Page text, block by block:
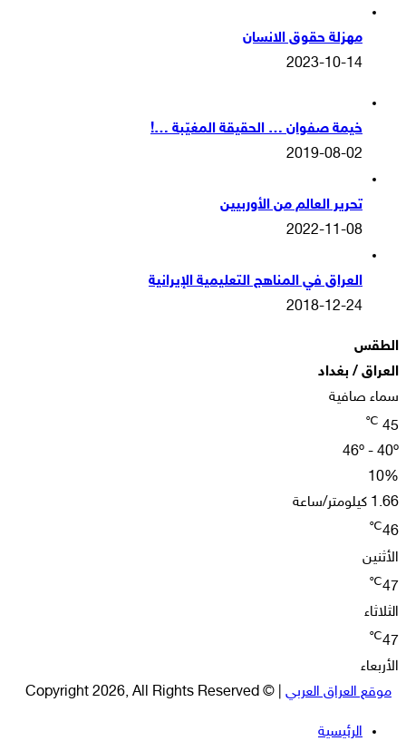
مهزلة حقوق الانسان
2023-10-14
خيمة صفوان … الحقيقة المغيّبة …!
2019-08-02
تحرير العالم من الأوربيين
2022-11-08
العراق في المناهج التعليمية الإيرانية
2018-12-24
الطقس
العراق / بغداد
سماء صافية
45
℃
46º - 40º
10%
1.66 كيلومتر/ساعة
46
℃
الأثنين
47
℃
الثلاثاء
47
℃
الأربعاء
موقع العراق العربي | © Copyright 2026, All Rights Reserved
الرئيسية